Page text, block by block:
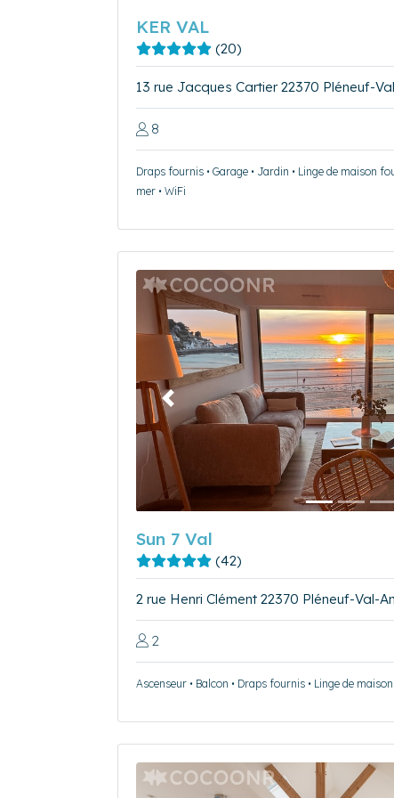
KER VAL
(20)
13 rue Jacques Cartier 22370 Pléneuf-
8
Draps fournis • Garage • Jardin • Linge de maison
mer • WiFi
Précédent
Sun 7 Val
(42)
2 rue Henri Clément 22370 Pléneuf-Val-
2
Ascenseur • Balcon • Draps fournis • Linge de